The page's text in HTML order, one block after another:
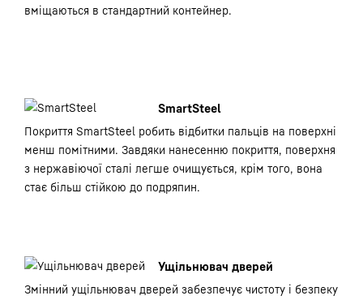
вміщаються в стандартний контейнер.
SmartSteel
Покриття SmartSteel робить відбитки пальців на поверхні
менш помітними. Завдяки нанесенню покриття, поверхня
з нержавіючої сталі легше очищується, крім того, вона
стає більш стійкою до подряпин.
Ущільнювач дверей
Змінний ущільнювач дверей забезпечує чистоту і безпеку